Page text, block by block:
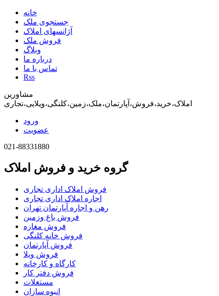
خانه
جستجوی ملک
آژانسهای املاک
فروش ملک
وبلاگ
درباره ما
تماس با ما
Rss
مشاورین
املاک،خرید،فروش،آپارتمان،ملک،زمین،کلنگی،ویلایی،تجاری
ورود
عضویت
021-88331880
گروه خرید و فروش املاک
فروش املاک اداری تجاری
اجاره املاک اداری تجاری
رهن و اجاره آپارتمان تهران
فروش باغ وزمین
فروش مغازه
فروش خانه کلنگی
فروش آپارتمان
فروش ویلا
کارگاه و کارخانه
فروش دفتر کار
مستغلات
انبوه سازان